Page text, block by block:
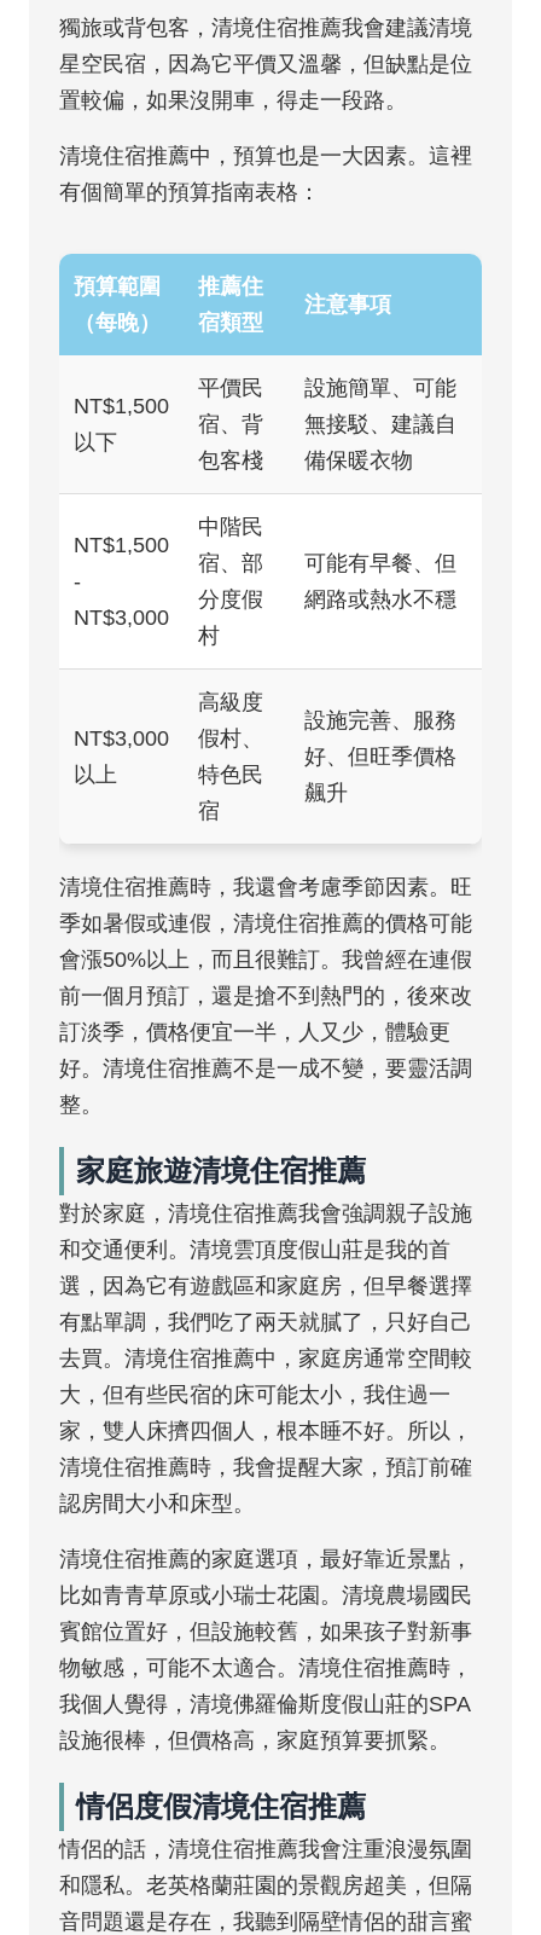
獨旅或背包客，清境住宿推薦我會建議清境
星空民宿，因為它平價又溫馨，但缺點是位
置較偏，如果沒開車，得走一段路。
清境住宿推薦中，預算也是一大因素。這裡
有個簡單的預算指南表格：
預算範圍
（每晚）
推薦住
宿類型
注意事項
NT$1,500
以下
平價民
宿、背
包客棧
設施簡單、可能
無接駁、建議自
備保暖衣物
NT$1,500
-
NT$3,000
中階民
宿、部
分度假
村
可能有早餐、但
網路或熱水不穩
NT$3,000
以上
高級度
假村、
特色民
宿
設施完善、服務
好、但旺季價格
飆升
清境住宿推薦時，我還會考慮季節因素。旺
季如暑假或連假，清境住宿推薦的價格可能
會漲50%以上，而且很難訂。我曾經在連假
前一個月預訂，還是搶不到熱門的，後來改
訂淡季，價格便宜一半，人又少，體驗更
好。清境住宿推薦不是一成不變，要靈活調
整。
家庭旅遊清境住宿推薦
對於家庭，清境住宿推薦我會強調親子設施
和交通便利。清境雲頂度假山莊是我的首
選，因為它有遊戲區和家庭房，但早餐選擇
有點單調，我們吃了兩天就膩了，只好自己
去買。清境住宿推薦中，家庭房通常空間較
大，但有些民宿的床可能太小，我住過一
家，雙人床擠四個人，根本睡不好。所以，
清境住宿推薦時，我會提醒大家，預訂前確
認房間大小和床型。
清境住宿推薦的家庭選項，最好靠近景點，
比如青青草原或小瑞士花園。清境農場國民
賓館位置好，但設施較舊，如果孩子對新事
物敏感，可能不太適合。清境住宿推薦時，
我個人覺得，清境佛羅倫斯度假山莊的SPA
設施很棒，但價格高，家庭預算要抓緊。
情侶度假清境住宿推薦
情侶的話，清境住宿推薦我會注重浪漫氛圍
和隱私。老英格蘭莊園的景觀房超美，但隔
音問題還是存在，我聽到隔壁情侶的甜言蜜